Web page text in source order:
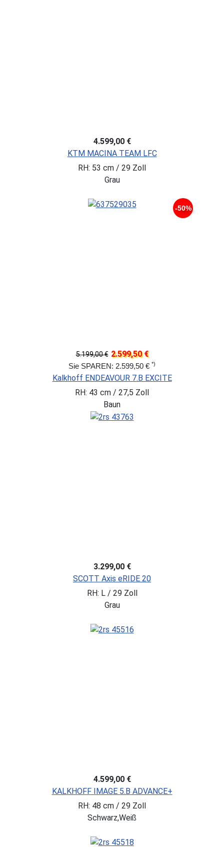
4.599,00 €
KTM MACINA TEAM LFC
RH: 53 cm / 29 Zoll
Grau
-50%
5.199,00 € 2.599,50 €
Sie SPAREN: 2.599,50 € *)
Kalkhoff ENDEAVOUR 7.B EXCITE
RH: 43 cm / 27,5 Zoll
Baun
3.299,00 €
SCOTT Axis eRIDE 20
RH: L / 29 Zoll
Grau
4.599,00 €
KALKHOFF IMAGE 5.B ADVANCE+
RH: 48 cm / 29 Zoll
Schwarz,Weiß